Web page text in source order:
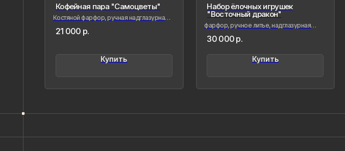
Костяной фарфор, ручная надглазурная
роспись, глянцевое золото
21 000р.
"Восточный дракон"
фарфор, ручное литье, надглазурная
живопись
30 000 р.
Напишите нам,
если Вам
понравилось
наше
творчество